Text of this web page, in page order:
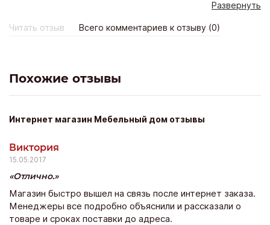
мое удивление дали 10%, несмотря на то , что цена на
сайте ниже, чем на других. Очень вежливый менеджер,
отношение как в салонах неспрессо. Доставка была на
сожалению в комплект не входит, но ничего, можно
купить за копейки в ашане. Главное все горит и радует
глаз. Рекомендую всем друзьям!!! Уж очень приятные
Развернуть
Читать отзыв Всего комментариев к отзыву (0)
Похожие отзывы
Интернет магазин Мебельный дом отзывы
Виктория
15.05.2017
Отлично.
Магазин быстро вышел на связь после интернет заказа.
Менеджеры все подробно объяснили и рассказали о
товаре и сроках поставки до адреса.